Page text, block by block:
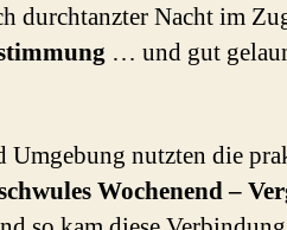
durchtanzter Nacht im
… und gut
nutzten die
Wochenend –